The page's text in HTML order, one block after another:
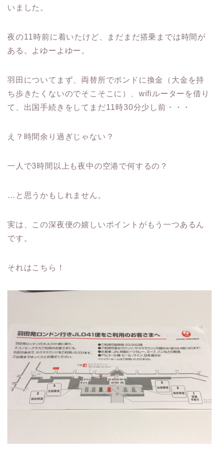
いました。
夜の11時前に着いたけど、まだまだ搭乗までは時間が
ある。よゆーよゆー。
羽田についてまず、両替所でポンドに換金（大金を持
ち歩きたくないのでそこそこに）、wifiルーターを借り
て、出国手続きをしてまだ11時30分少し前・・・
え？時間余り過ぎじゃない？
一人で3時間以上も夜中の空港で何するの？
…と思うかもしれません。
実は、この深夜便の嬉しいポイントがもう一つあるん
です。
それはこちら！